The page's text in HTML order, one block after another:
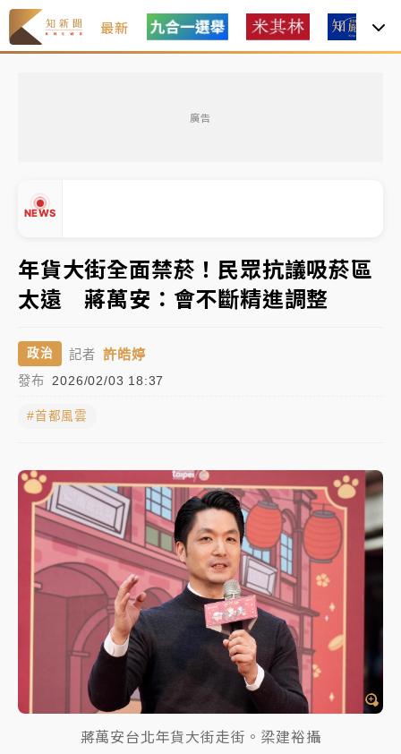
最新
廣告
NEWS
有片｜
連根拔起
中颱白海豚風雨來了！中部以北防豪雨 今晚、明天影
響最劇烈
白海豚逼近！北市水門只出不進 未移置車輛最高罰
油價持續凍漲！ 中油宣布下周一汽柴油價格維持不變
有片｜ 白海豚暴風圈逼近！新北淡水赫見龍捲風 榕樹
連根拔起
中颱白海豚風雨來了！中部以北防豪雨 今晚、明天影
響最劇烈
白海豚逼近！北市水門只出不進 未移置車輛最高罰
4800＋拖吊費
▲
年貨大街全面禁菸！民眾抗議吸菸區
太遠 蔣萬安：會不斷精進調整
政治 記者 許皓婷
發布 2026/02/03 18:37
#首都風雲
蔣萬安台北年貨大街走街。梁建裕攝